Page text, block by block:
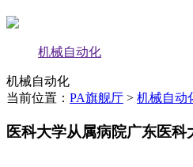
机械自动化
机械自动化
当前位置： PA旗舰厅 > 机械自动
医科大学从属病院广东医